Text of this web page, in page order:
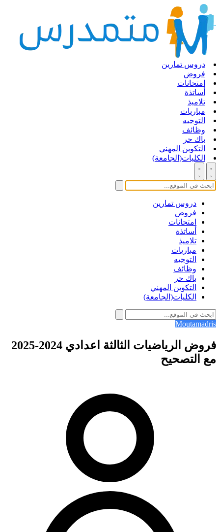
دروس تمارين
فروض
امتحانات
أساتذة
تلاميذ
مباريات
التوجيه
وظائف
باك حر
التكوين المهني
الكليات(الجامعة)
دروس تمارين
فروض
امتحانات
أساتذة
تلاميذ
مباريات
التوجيه
وظائف
باك حر
التكوين المهني
الكليات(الجامعة)
Moutamadris
فروض الرياضيات الثالثة اعدادي 2024-2025
مع التصحيح